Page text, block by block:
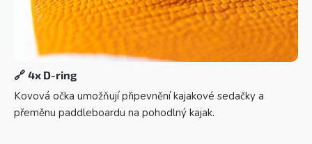
🔗 4x D-ring
Kovová očka umožňují připevnění kajakové sedačky a
přeměnu paddleboardu na pohodlný kajak.